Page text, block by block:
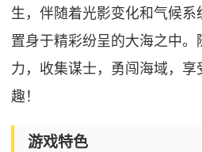
生，伴随着光影变化和气候
置身于精彩纷呈的大海之中。
力，收集谋士，勇闯海域，享
趣！
游戏特色